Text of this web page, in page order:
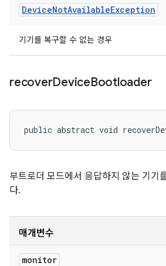
DeviceNotAvailableException
기기를 복구할 수 없는 경우
recoverDeviceBootloader
public abstract void
부트로더 모드에서 응답하지 않는 기기
다.
매개변수
monitor